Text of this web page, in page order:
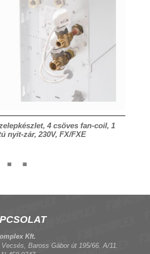
4 csöves fan-coil, 1
nyit-zár, 230V, FX/FXE
Kft.
Vecsés, Baross Gábor út 195/66. A/11.